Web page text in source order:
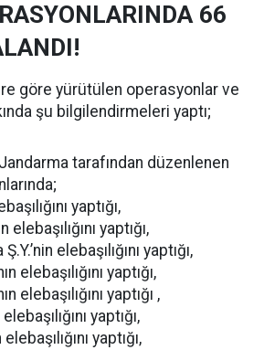
66
göre yürütülen operasyonlar ve
şu bilgilendirmeleri yaptı;
tarafından düzenlenen
yaptığı,
elebaşılığını yaptığı,
elebaşılığını yaptığı,
elebaşılığını yaptığı,
elebaşılığını yaptığı ,
yaptığı,
yaptığı,